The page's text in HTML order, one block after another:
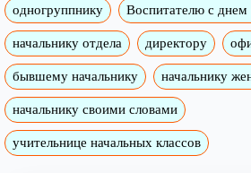
одногруппнику Воспитателю с
начальнику отдела директору
бывшему начальнику начальнику
начальнику своими словами
учительнице начальных классов